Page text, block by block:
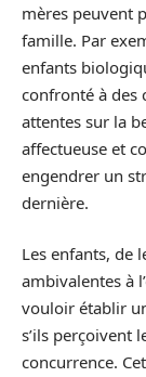
mères peuvent
famille. Par
enfants
confronté à des
attentes sur la
affectueuse et
engendrer un
dernière.
Les enfants, de
ambivalentes à
vouloir établir
s’ils perçoivent
concurrence.